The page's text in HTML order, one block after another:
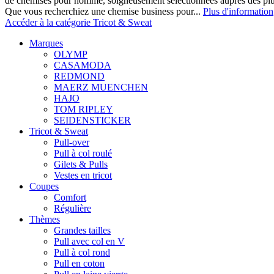
Que vous recherchiez une chemise business pour... Plus d'information
Accéder à la catégorie Tricot & Sweat
Marques
OLYMP
CASAMODA
REDMOND
MAERZ MUENCHEN
HAJO
TOM RIPLEY
SEIDENSTICKER
Tricot & Sweat
Pull-over
Pull à col roulé
Gilets & Pulls
Vestes en tricot
Coupes
Comfort
Régulière
Thèmes
Grandes tailles
Pull avec col en V
Pull à col rond
Pull en coton